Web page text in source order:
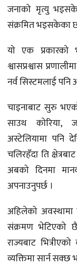
जनाको मृत्यु
संक्रमित भइसकेका
यो एक
श्वासप्रश्वास
नर्व सिस्टमलाई पनि
चाइनाबाट सुरु
साउथ कोरिया,
अस्टेलियामा पनि
चलिरहँदा ति
अबको दिनमा
अपनाउनुपर्छ ।
अहिलेको
संक्रमण भेटिएको
राज्यबाट
व्यक्तिमा सार्न सक्छ